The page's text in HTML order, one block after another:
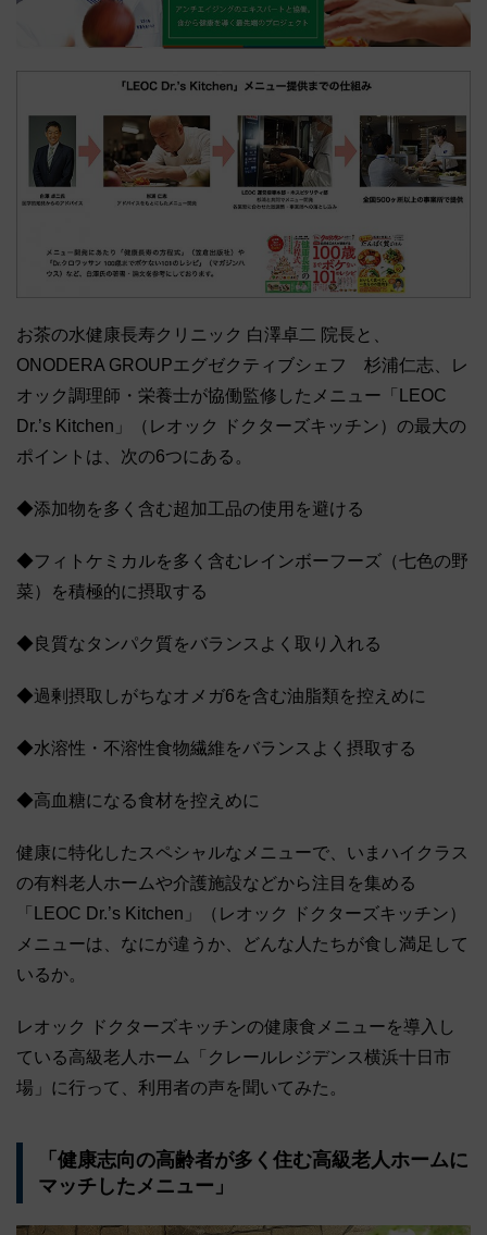
お茶の水健康長寿クリニック 白澤卓二 院長と、
ONODERA GROUPエグゼクティブシェフ 杉浦仁志、レ
オック調理師・栄養士が協働監修したメニュー「LEOC
Dr.’s Kitchen」（レオック ドクターズキッチン）の最大の
ポイントは、次の6つにある。
◆添加物を多く含む超加工品の使用を避ける
◆フィトケミカルを多く含むレインボーフーズ（七色の野
菜）を積極的に摂取する
◆良質なタンパク質をバランスよく取り入れる
◆過剰摂取しがちなオメガ6を含む油脂類を控えめに
◆水溶性・不溶性食物繊維をバランスよく摂取する
◆高血糖になる食材を控えめに
健康に特化したスペシャルなメニューで、いまハイクラス
の有料老人ホームや介護施設などから注目を集める
「LEOC Dr.’s Kitchen」（レオック ドクターズキッチン）
メニューは、なにが違うか、どんな人たちが食し満足して
いるか。
レオック ドクターズキッチンの健康食メニューを導入し
ている高級老人ホーム「クレールレジデンス横浜十日市
場」に行って、利用者の声を聞いてみた。
「健康志向の高齢者が多く住む高級老人ホームに
マッチしたメニュー」